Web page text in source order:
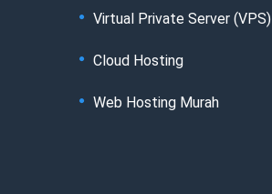
Virtual Private Server (VPS)
Cloud Hosting
Web Hosting Murah